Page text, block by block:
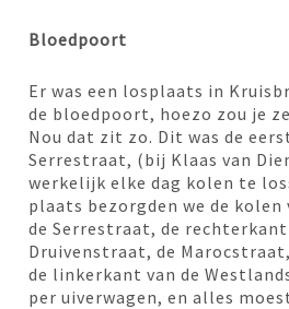
Bloedpoort
Er was een losplaats in
de bloedpoort, hoezo zou je
Nou dat zit zo. Dit was de
Serrestraat, (bij Klaas van
werkelijk elke dag kolen te
plaats bezorgden we de
de Serrestraat, de rechterkant
Druivenstraat, de
de linkerkant van de
per uiverwagen, en alles